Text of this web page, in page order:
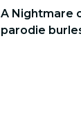
A Nightmare
parodie